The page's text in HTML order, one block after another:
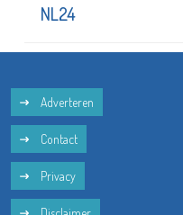
NL24
Adverteren
Contact
Privacy